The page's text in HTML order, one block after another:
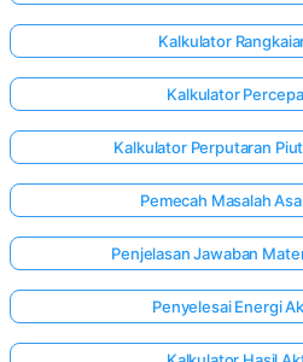
Kalkulator
Kalkulator
Kalkulator Perputaran
Pemecah Masalah
Penjelasan Jawaban
Penyelesai Energi